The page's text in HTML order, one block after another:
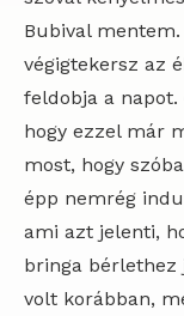
Bubival
végigtekersz az
feldobja a napot.
hogy ezzel már
most, hogy
épp nemrég
ami azt jelenti,
bringa bérlethez
volt korábban,